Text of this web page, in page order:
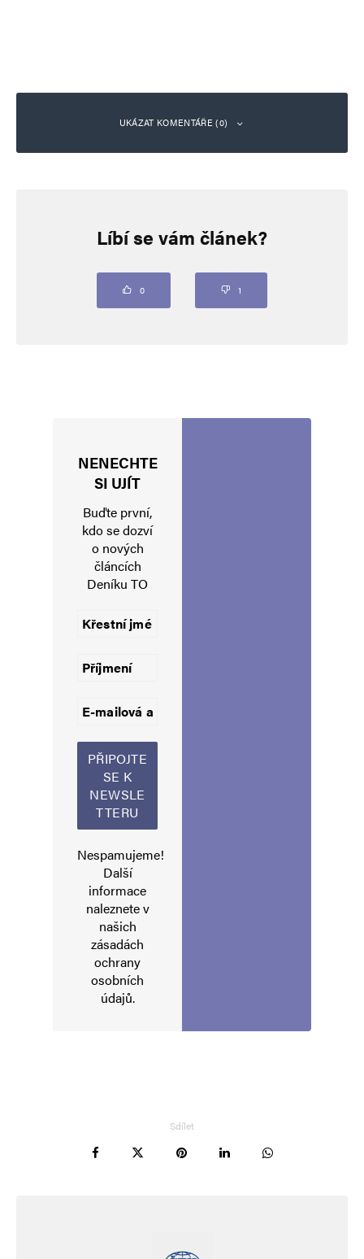
UKÁZAT KOMENTÁŘE (0)
Vaše e-mailová adresa nebude zveřejněna. Vyžadované informace jsou
Uložit do prohlížeče jméno, e-mail a webovou stránku pro budoucí
Informujte mě o nových komentářích e-mailem.
Alternative:
Líbí se vám článek?
0 1
NENECHTE
SI UJÍT
Buďte první,
kdo se dozví
o nových
článcích
Deníku TO
Nespamujeme!
Další
informace
naleznete v
našich
zásadách
ochrany
osobních
údajů.
Sdílet